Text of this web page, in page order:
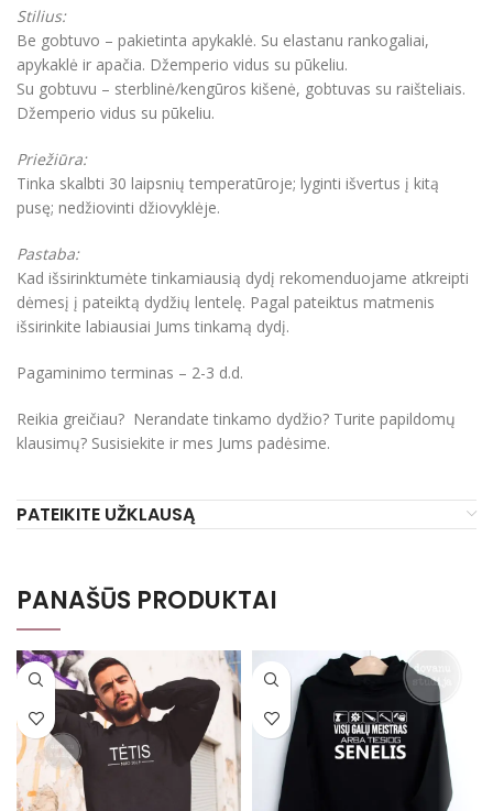
Stilius:
Be gobtuvo – pakietinta apykaklė. Su elastanu rankogaliai,
apykaklė ir apačia. Džemperio vidus su pūkeliu.
Su gobtuvu – sterblinė/kengūros kišenė, gobtuvas su raišteliais.
Džemperio vidus su pūkeliu.
Priežiūra:
Tinka skalbti 30 laipsnių temperatūroje; lyginti išvertus į kitą
pusę; nedžiovinti džiovyklėje.
Pastaba:
Kad išsirinktumėte tinkamiausią dydį rekomenduojame atkreipti
dėmesį į pateiktą dydžių lentelę. Pagal pateiktus matmenis
išsirinkite labiausiai Jums tinkamą dydį.
Pagaminimo terminas – 2-3 d.d.
Reikia greičiau? Nerandate tinkamo dydžio? Turite papildomų
klausimų? Susisiekite ir mes Jums padėsime.
PATEIKITE UŽKLAUSĄ
PANAŠŪS PRODUKTAI